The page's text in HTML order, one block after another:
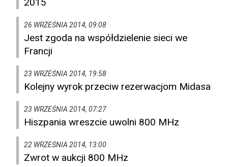
26 WRZEŚNIA 2014, 09:08
Jest zgoda na współdzielenie sieci we
Francji
23 WRZEŚNIA 2014, 19:58
Kolejny wyrok przeciw rezerwacjom Midasa
23 WRZEŚNIA 2014, 07:27
Hiszpania wreszcie uwolni 800 MHz
22 WRZEŚNIA 2014, 13:00
Zwrot w aukcji 800 MHz